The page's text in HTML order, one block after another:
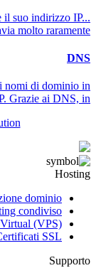
il suo indirizzo IP...
molto raramente...
DNS
nomi di dominio in
Grazie ai DNS, in...
Hosting
dominio
condiviso
(VPS)
SSL
Supporto